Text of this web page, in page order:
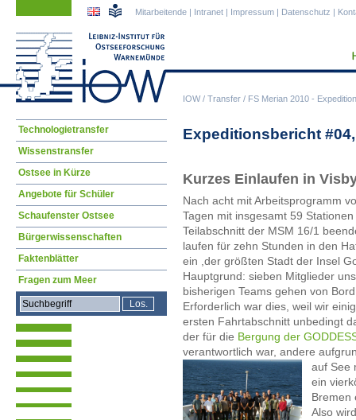
IOW/ Transfer / FS Merian 2010 -
Mitarbeitende | Intranet | Impressum | Datenschutz |
Expeditionsbericht #04,
Kurzes Einlaufen in
Nach acht mit Arbeitsprogramm
Tagen mit insgesamt 59
Teilabschnitt der MSM 16/1
laufen für zehn Stunden in den
ein ,der größten Stadt der Insel
Hauptgrund: sieben Mitglieder
bisherigen Teams gehen von
Erforderlich war dies, weil wir
ersten Fahrtabschnitt unbedingt
der für die Bergung der
verantwortlich war, andere
auf See
ein
Bremen
Also
Navigation
überspringen
Technologietransfer
Wissenstransfer
Ostsee in Kürze
Angebote für Schüler
Schaufenster Ostsee
Bürgerwissenschaften
Faktenblätter
Fragen zum Meer